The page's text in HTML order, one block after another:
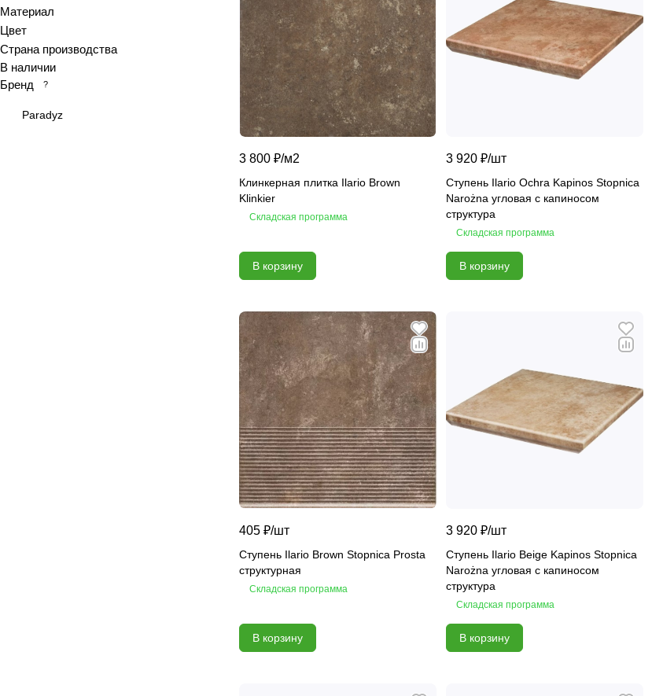
3 800 ₽/м2
Клинкерная плитка Ilario Brown
Klinkier
Складская программа
В корзину
3 920 ₽/шт
Ступень Ilario Ochra Kapinos Stopnica
Narożna угловая с капиносом
структура
Складская программа
В корзину
405 ₽/шт
Ступень Ilario Brown Stopnica Prosta
структурная
Складская программа
В корзину
3 920 ₽/шт
Ступень Ilario Beige Kapinos Stopnica
Narożna угловая с капиносом
структура
Складская программа
В корзину
Материал
Цвет
Страна производства
В наличии
Бренд
?
Paradyz